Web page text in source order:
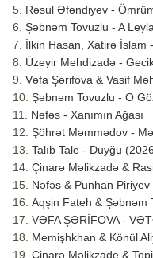
Rəsul Əfəndiyev -
Şəbnəm Tovuzlu - A
İlkin Hasan, Xatirə İslam
Üzeyir Mehdizadə -
Vəfa Şərifova & Vasif
Şəbnəm Tovuzlu - O
Nəfəs - Xanımın Ağası
Şöhrət Məmmədov -
Talıb Tale - Duyğu
Çinarə Məlikzadə &
Nəfəs & Punhan
Aqşin Fateh & Şəbnəm
VƏFA ŞƏRİFOVA -
Memişhkhan & Könül
Çinarə Məlikzade &